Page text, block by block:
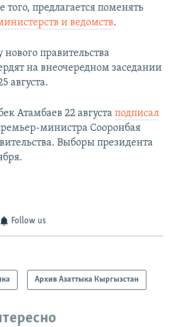
предлагается поменять
и ведомств.
нового правительства
на внеочередном заседании
августа.
Атамбаев 22 августа подписал
министра Сооронбая
Выборы президента
Follow us
Архив Азаттыка Кыргызстан